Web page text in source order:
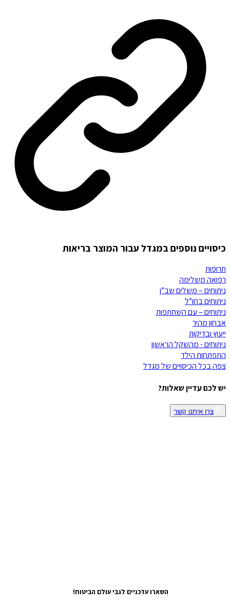
כיסויים נוספים במגדל עבור המוצר בריאות
תרופות
רפואה משלימה
ניתוחים – משלים שב”ן
ניתוחים בחו”ל
ניתוחים – עם השתתפות
אבחון מהיר
ייעוץ ובדיקות
ניתוחים - מהשקל הראשון
התפתחות הילד
צפה בכל הכיסויים שלמגדל
יש לכם עדיין שאלות?
צרו איתנו קשר
השארו עדכניים לגבי עולם הביטוח!